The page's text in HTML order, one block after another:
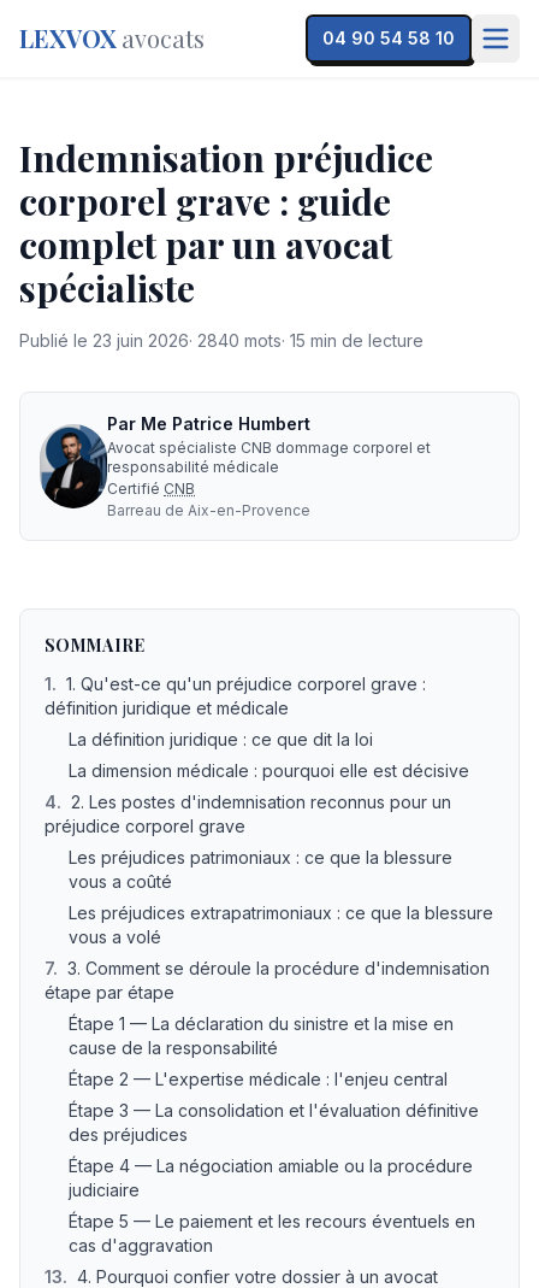
LEXVOX avocats 04 90 54 58 10
Indemnisation préjudice
corporel grave : guide
complet par un avocat
spécialiste
Publié le 23 juin 2026· 2840 mots· 15 min de lecture
Par Me Patrice Humbert
Avocat spécialiste CNB dommage corporel et
responsabilité médicale
Certifié CNB
Barreau de Aix-en-Provence
SOMMAIRE
1. 1. Qu'est-ce qu'un préjudice corporel grave :
définition juridique et médicale
La définition juridique : ce que dit la loi
La dimension médicale : pourquoi elle est décisive
4. 2. Les postes d'indemnisation reconnus pour un
préjudice corporel grave
Les préjudices patrimoniaux : ce que la blessure
vous a coûté
Les préjudices extrapatrimoniaux : ce que la blessure
vous a volé
7. 3. Comment se déroule la procédure d'indemnisation
étape par étape
Étape 1 — La déclaration du sinistre et la mise en
cause de la responsabilité
Étape 2 — L'expertise médicale : l'enjeu central
Étape 3 — La consolidation et l'évaluation définitive
des préjudices
Étape 4 — La négociation amiable ou la procédure
judiciaire
Étape 5 — Le paiement et les recours éventuels en
cas d'aggravation
13. 4. Pourquoi confier votre dossier à un avocat